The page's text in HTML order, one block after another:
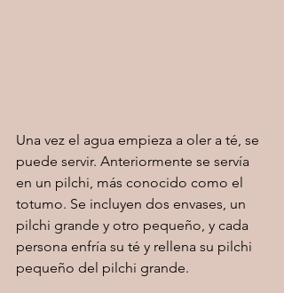
Una vez el agua empieza a oler a té, se
puede servir. Anteriormente se servía
en un pilchi, más conocido como el
totumo. Se incluyen dos envases, un
pilchi grande y otro pequeño, y cada
persona enfría su té y rellena su pilchi
pequeño del pilchi grande.